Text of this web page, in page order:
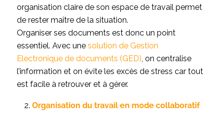
organisation claire de son espace de travail permet
de rester maître de la situation.
Organiser ses documents est donc un point
essentiel. Avec une solution de Gestion
Electronique de documents (GED), on centralise
l’information et on évite les excès de stress car tout
est facile à retrouver et à gérer.
Organisation du travail en mode collaboratif